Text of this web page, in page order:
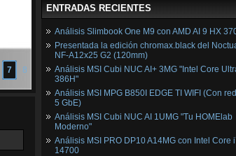
7 8
ENTRADAS RECIENTES
Análisis Slimbook One M9 con AMD AI 9 HX
Presentada la edición chromax.black del
NF‑A12x25 G2 (120mm)
Análisis MSI Cubi NUC AI+ 3MG "Intel Core
386H"
Análisis MSI MPG B850I EDGE TI WIFI (Con
5 GbE)
Análisis MSI Cubi NUC AI 1UMG "Tu HOMElab
Moderno"
Análisis MSI PRO DP10 A14MG con Intel Core
14700